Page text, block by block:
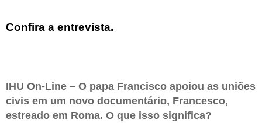
Confira a entrevista.
IHU On-Line – O papa Francisco apoiou as uniões
civis em um novo documentário, Francesco,
estreado em Roma. O que isso significa?